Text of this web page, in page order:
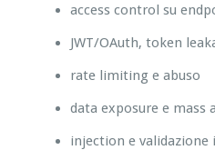
access control su
JWT/OAuth, token
rate limiting e abuso
data exposure e mass
injection e validazione